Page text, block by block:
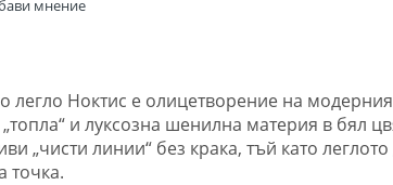
мнение
легло Ноктис е олицетворение на модерния
и луксозна шенилна материя в бял
„чисти линии“ без крака, тъй като
точка.